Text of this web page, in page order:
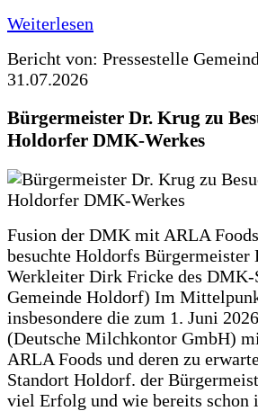
Weiterlesen
Bericht von: Pressestelle
31.07.2026
Bürgermeister Dr. Krug zu
Holdorfer DMK-Werkes
Fusion der DMK mit ARLA
besuchte Holdorfs Bürgermeister
Werkleiter Dirk Fricke des
Gemeinde Holdorf) Im
insbesondere die zum 1. Juni
(Deutsche Milchkontor GmbH)
ARLA Foods und deren zu
Standort Holdorf. der
viel Erfolg und wie bereits schon